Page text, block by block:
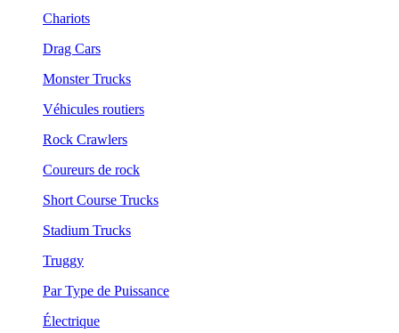
Chariots
Drag Cars
Monster Trucks
Véhicules routiers
Rock Crawlers
Coureurs de rock
Short Course Trucks
Stadium Trucks
Truggy
Par Type de Puissance
Électrique